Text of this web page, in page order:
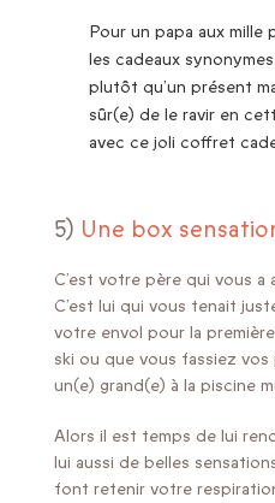
Pour un papa aux mille
les cadeaux
plutôt qu’un présent
sûr(e) de le ravir en
avec ce joli coffret
5) Une box
C’est votre père qui vous a
C’est lui qui vous tenait
votre envol pour la
ski ou que vous fassiez
un(e) grand(e) à la piscine
Alors il est temps de lui
lui aussi de belles
font retenir votre